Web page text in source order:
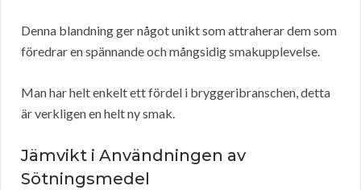
Denna blandning ger något unikt som attraherar dem som
föredrar en spännande och mångsidig smakupplevelse.
Man har helt enkelt ett fördel i bryggeribranschen, detta
är verkligen en helt ny smak.
Jämvikt i Användningen av
Sötningsmedel